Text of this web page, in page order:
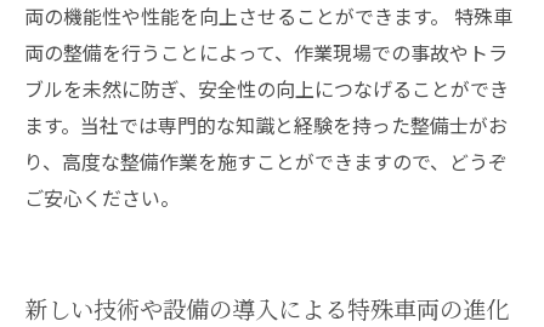
両の機能性や性能を向上させることができます。 特殊車
両の整備を行うことによって、作業現場での事故やトラ
ブルを未然に防ぎ、安全性の向上につなげることができ
ます。当社では専門的な知識と経験を持った整備士がお
り、高度な整備作業を施すことができますので、どうぞ
ご安心ください。
新しい技術や設備の導入による特殊車両の進化